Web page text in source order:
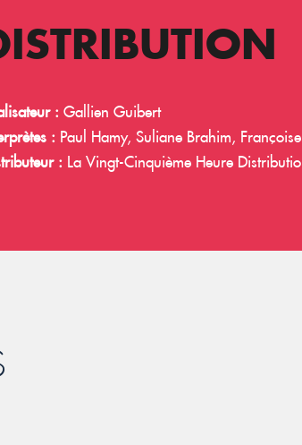
: Gallien Guibert
: Paul Hamy, Suliane Brahim,
: La Vingt-Cinquième Heure